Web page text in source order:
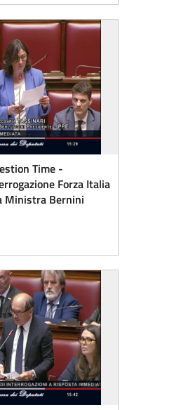
Time -
Forza Italia
Ministra Bernini